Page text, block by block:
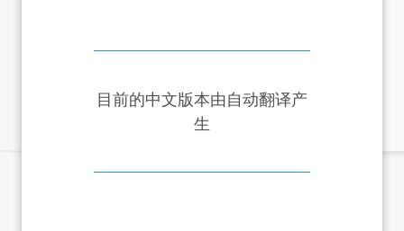
目前的中文版本由自动翻译产
生